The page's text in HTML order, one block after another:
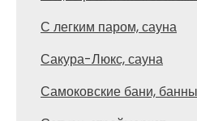
С легким паром, сауна
Сакура-Люкс, сауна
Самоковские бани,